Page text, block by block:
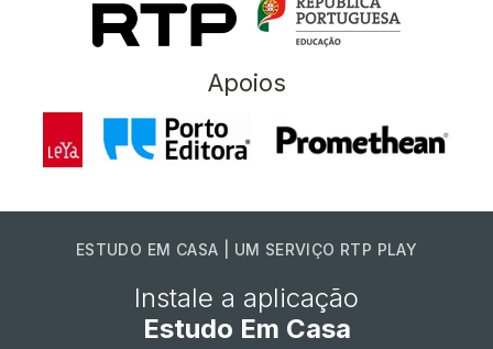
Apoios
ESTUDO EM CASA | UM SERVIÇO RTP PLAY
Instale a aplicação
Estudo Em Casa